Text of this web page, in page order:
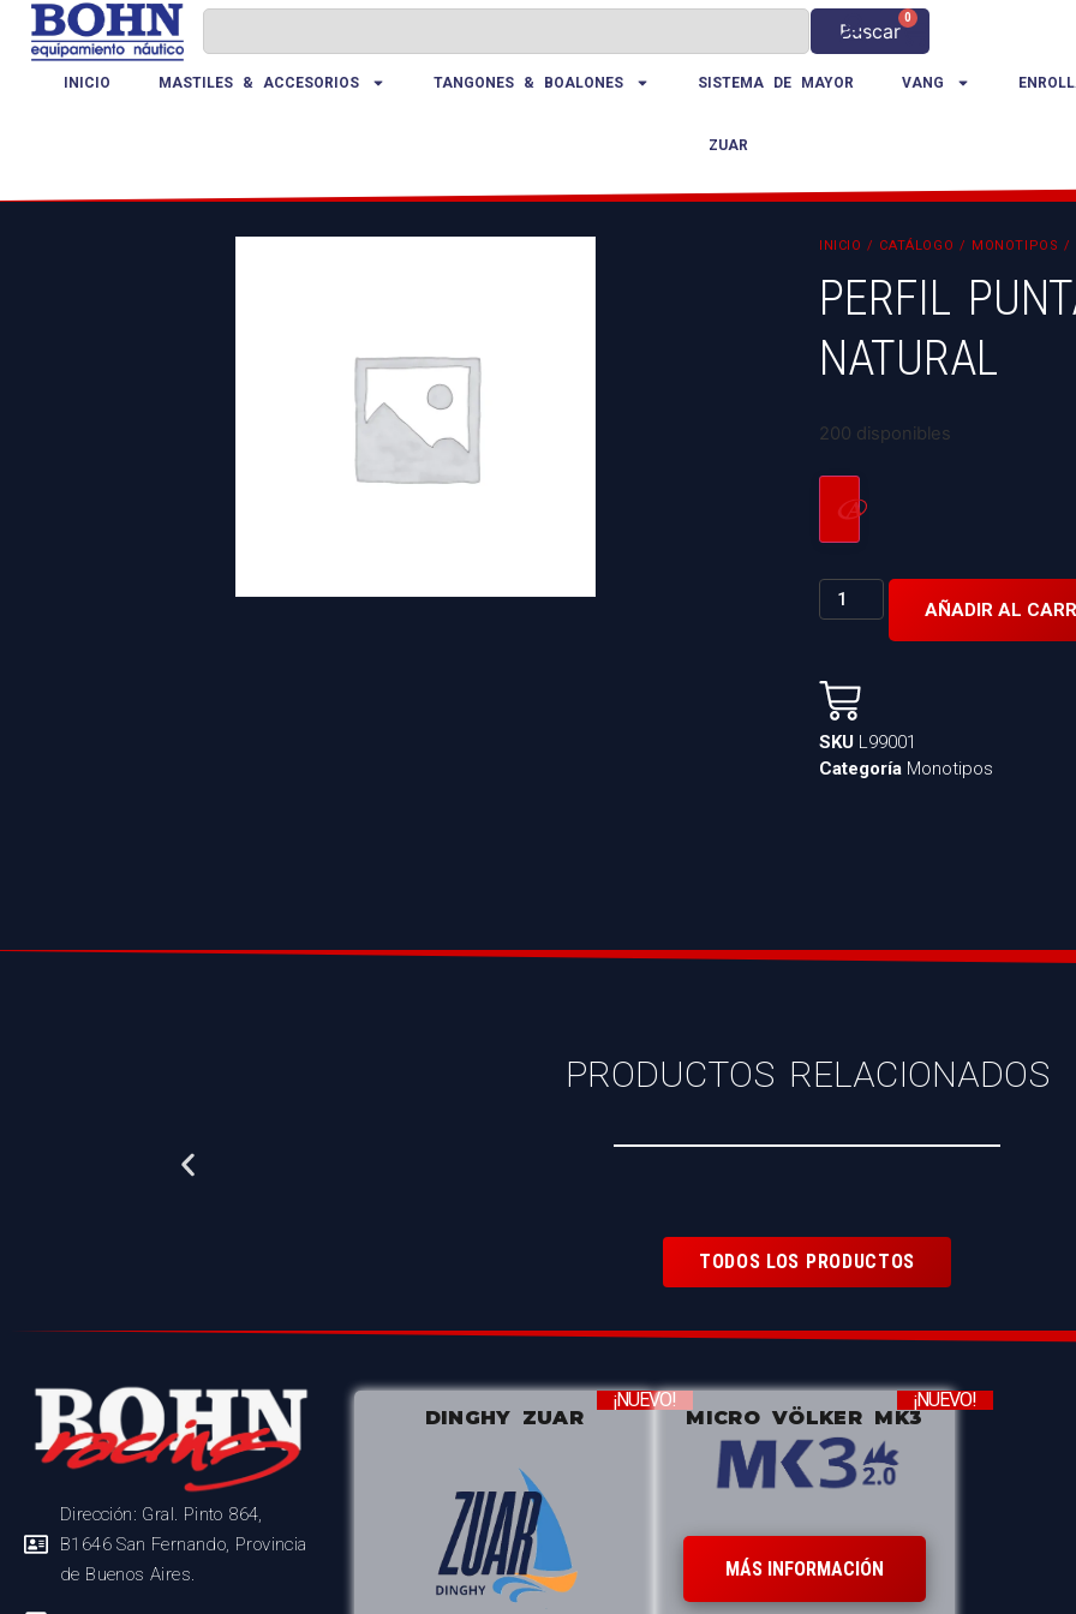
Buscar
0
INICIO MASTILES & ACCESORIOS TANGONES & BOALONES SISTEMA DE MAYOR VANG
ZUAR
INICIO / CATÁLOGO / MONOTIPOS /
PERFIL
NATURAL
200 disponibles
AÑADIR AL
SKU L99001
Categoría Monotipos
PRODUCTOS RELACIONADOS
TODOS LOS PRODUCTOS
Dirección: Gral. Pinto 864,
B1646 San Fernando, Provincia
de Buenos Aires.
DINGHY ZUAR
¡NUEVO!
MICRO VÖLKER MK3
¡NUEVO!
MÁS INFORMACIÓN